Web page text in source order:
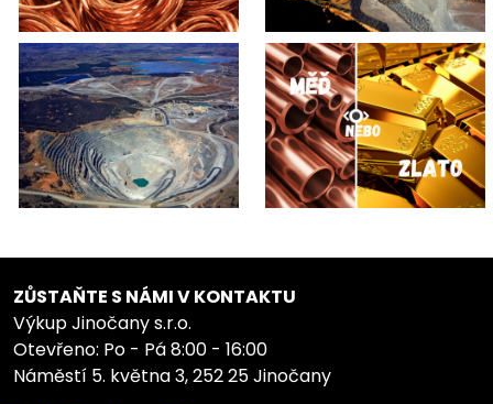
ZŮSTAŇTE S NÁMI V KONTAKTU
Výkup Jinočany s.r.o.
Otevřeno: Po - Pá 8:00 - 16:00
Náměstí 5. května 3, 252 25 Jinočany